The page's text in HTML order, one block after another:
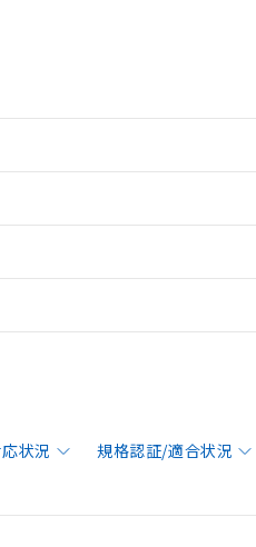
状況 規格認証/適合状況